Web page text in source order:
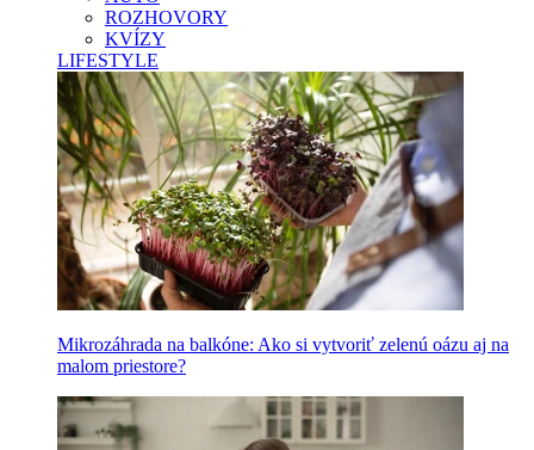
ROZHOVORY
KVÍZY
LIFESTYLE
Mikrozáhrada na balkóne: Ako si vytvoriť zelenú oázu aj na
malom priestore?